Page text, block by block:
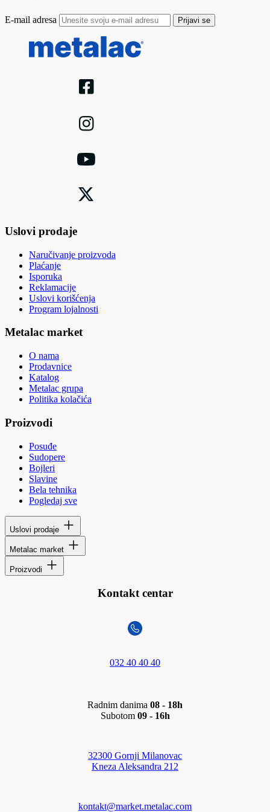
E-mail adresa Prijavi se
Uslovi prodaje
Naručivanje proizvoda
Plaćanje
Isporuka
Reklamacije
Uslovi korišćenja
Program lojalnosti
Metalac market
O nama
Prodavnice
Katalog
Metalac grupa
Politika kolačića
Proizvodi
Posuđe
Sudopere
Bojleri
Slavine
Bela tehnika
Pogledaj sve
Uslovi prodaje
Metalac market
Proizvodi
Kontakt centar
032 40 40 40
Radnim danima 08 - 18h
Subotom 09 - 16h
32300 Gornji Milanovac
Kneza Aleksandra 212
kontakt@market.metalac.com